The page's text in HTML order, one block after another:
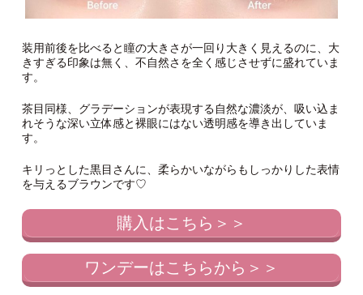
装用前後を比べると瞳の大きさが一回り大きく見えるのに、大
きすぎる印象は無く、不自然さを全く感じさせずに盛れていま
す。
茶目同様、グラデーションが表現する自然な濃淡が、吸い込ま
れそうな深い立体感と裸眼にはない透明感を導き出していま
す。
キリっとした黒目さんに、柔らかいながらもしっかりした表情
を与えるブラウンです♡
購入はこちら＞＞
ワンデーはこちらから＞＞